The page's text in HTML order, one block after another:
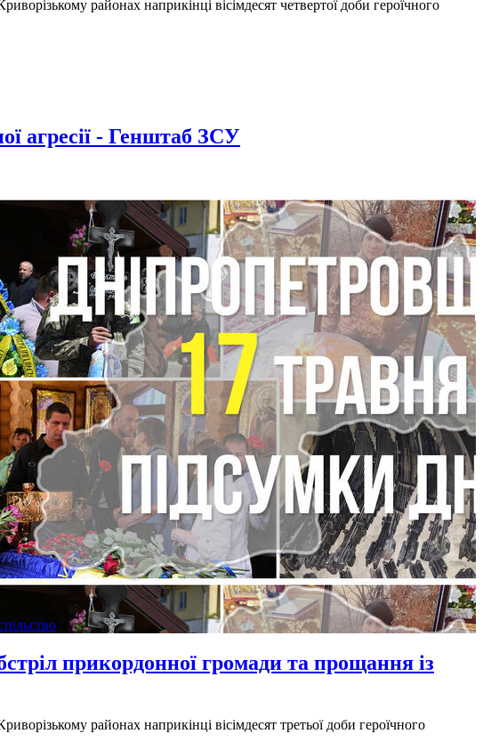
районах наприкінці вісімдесят четвертої доби героїчного
агресії - Генштаб ЗСУ
прикордонної громади та прощання із
районах наприкінці вісімдесят третьої доби героїчного